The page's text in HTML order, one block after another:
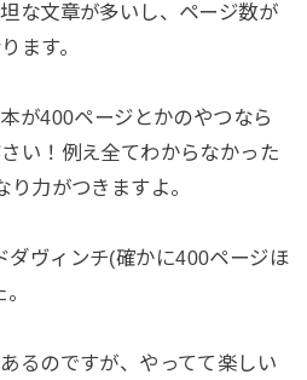
な文章が多いし、ページ数が
ます。
が400ページとかのやつなら
い！例え全てわからなかった
り力がつきますよ。
ダヴィンチ(確かに400ページほ
るのですが、やってて楽しい